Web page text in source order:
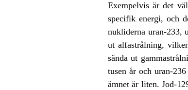
Exempelvis är det
specifik energi, och
nukliderna uran-233,
ut alfastrålning,
sända ut
tusen år och uran-
ämnet är liten. Jod-